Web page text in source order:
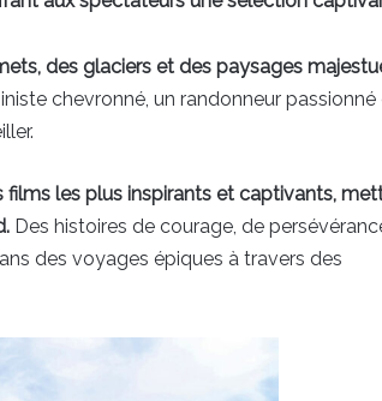
des glaciers et des paysages
chevronné, un randonneur passionné
films les plus inspirants et captivants,
Des histoires de courage, de
des voyages épiques à travers des